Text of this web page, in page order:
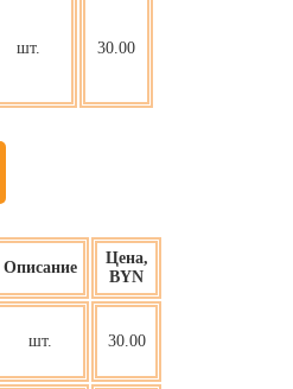
шт. 30.00
Описание
Цена,
BYN
шт. 30.00